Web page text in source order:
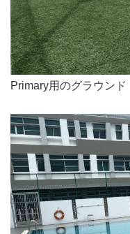
Primary用のグラウンド